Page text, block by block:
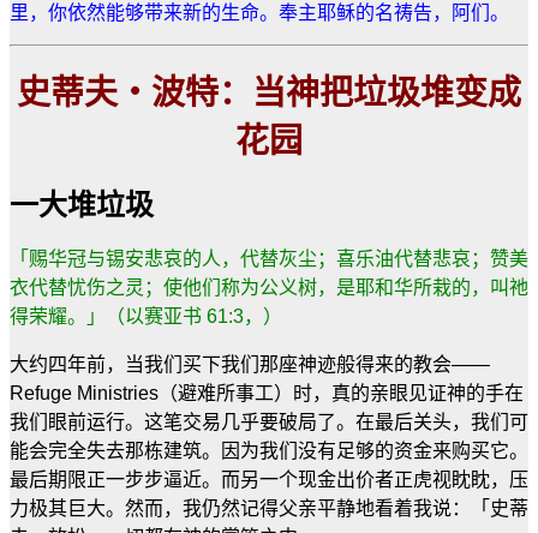
里，你依然能够带来新的生命。奉主耶稣的名祷告，阿们。
史蒂夫 ・波特：当神把垃圾堆变成
花园
一大堆垃圾
「赐华冠与锡安悲哀的人，代替灰尘；喜乐油代替悲哀；赞美
衣代替忧伤之灵；使他们称为公义树，是耶和华所栽的，叫祂
得荣耀。」（以赛亚书 61:3，）
大约四年前，当我们买下我们那座神迹般得来的教会——
Refuge Ministries （避难所事工）时，真的亲眼见证神的手在
我们眼前运行。这笔交易几乎要破局了。在最后关头，我们可
能会完全失去那栋建筑。因为我们没有足够的资金来购买它。
最后期限正一步步逼近。而另一个现金出价者正虎视眈眈，压
力极其巨大。然而，我仍然记得父亲平静地看着我说：「史蒂